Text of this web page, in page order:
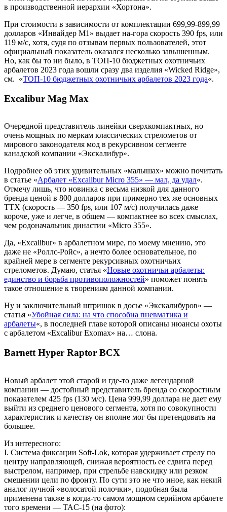
в производственной иерархии «Хортона».
При стоимости в зависимости от комплектации 699,99-899,99
долларов «Инвайдер М1» выдает на-гора скорость 390 fps, или
119 м/с, хотя, судя по отзывам первых пользователей, этот
официальный показатель оказался несколько завышенным.
Но, как бы то ни было, в ТОП-10 бюджетных охотничьих
арбалетов 2023 года вошли сразу два изделия «Wicked Ridge»,
см. «ТОП-10 бюджетных охотничьих арбалетов 2023 года«.
Excalibur Mag Max
Очередной представитель линейки сверхкомпактных, но
очень мощных по меркам классических стрелометов от
мирового законодателя мод в рекурсивном сегменте
канадской компании «Экскалибур».
Подробнее об этих удивительных «малышах» можно почитать
в статье «Арбалет «Excalibur Micro 355» — мал, да удал«.
Отмечу лишь, что новинка с весьма низкой для данного
бренда ценой в 800 долларов при примерно тех же основных
ТТХ (скорость — 350 fps, или 107 м/с) получилась даже
короче, уже и легче, в общем — компактнее во всех смыслах,
чем родоначальник династии «Micro 355».
Да, «Excalibur» в арбалетном мире, по моему мнению, это
даже не «Роллс-Ройс», а нечто более основательное, по
крайней мере в сегменте рекурсивных охотничьих
стрелометов. Думаю, статья «Новые охотничьи арбалеты:
единство и борьба противоположностей» поможет понять
такое отношение к творениям данной компании.
Ну и заключительный штришок в досье «Экскалибуров» —
статья «Убойная сила: на что способна пневматика и
арбалеты«, в последней главе которой описаны нюансы охоты
с арбалетом «Excalibur Exomax» на… слона.
Barnett Hyper Raptor BCX
Новый арбалет этой старой и где-то даже легендарной
компании — достойный представитель бренда со скоростным
показателем 425 fps (130 м/с). Цена 999,99 доллара не дает ему
выйти из среднего ценового сегмента, хотя по совокупности
характеристик и качеству он вполне мог бы претендовать на
большее.
Из интересного:
I. Система фиксации Soft-Lok, которая удерживает стрелу по
центру направляющей, снижая вероятность ее сдвига перед
выстрелом, например, при стрельбе навскидку или резком
смещении цели по фронту. По сути это не что иное, как некий
аналог лучной «волосатой полочки», подобная была
применена также в когда-то самом мощном серийном арбалете
того времени — TAC-15 (на фото):